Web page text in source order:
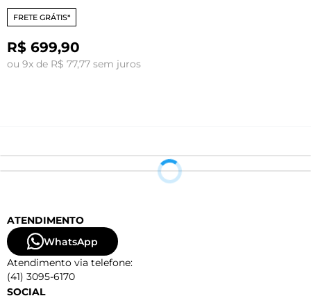
FRETE GRÁTIS*
R$ 699,90
ou 9x de R$ 77,77 sem juros
ATENDIMENTO
WhatsApp
Atendimento via telefone:
(41) 3095-6170
SOCIAL